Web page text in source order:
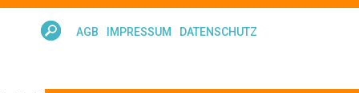
AGB IMPRESSUM DATENSCHUTZ